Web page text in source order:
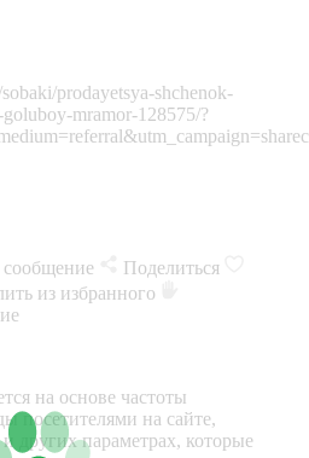
prodayetsya-shchenok-
mramor-128575/?
сообщение
Поделиться
из избранного
на основе частоты
посетителями на сайте,
других параметрах, которые